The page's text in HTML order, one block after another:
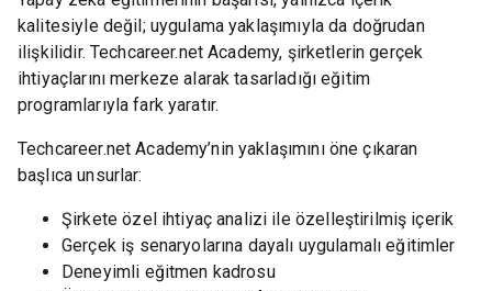
kalitesiyle değil; uygulama yaklaşımıyla da doğrudan
ilişkilidir. Techcareer.net Academy, şirketlerin gerçek
ihtiyaçlarını merkeze alarak tasarladığı eğitim
programlarıyla fark yaratır.
Techcareer.net Academy’nin yaklaşımını öne çıkaran
başlıca unsurlar:
Şirkete özel ihtiyaç analizi ile özelleştirilmiş içerik
Gerçek iş senaryolarına dayalı uygulamalı eğitimler
Deneyimli eğitmen kadrosu